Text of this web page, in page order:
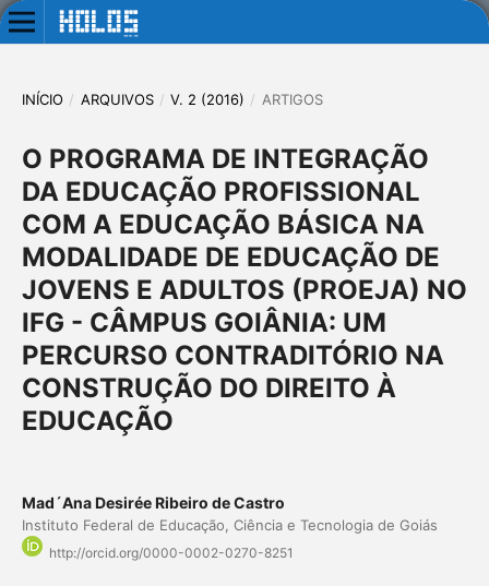
INÍCIO / ARQUIVOS / V. 2 (2016) / ARTIGOS
O PROGRAMA DE INTEGRAÇÃO
DA EDUCAÇÃO PROFISSIONAL
COM A EDUCAÇÃO BÁSICA NA
MODALIDADE DE EDUCAÇÃO DE
JOVENS E ADULTOS (PROEJA) NO
IFG - CÂMPUS GOIÂNIA: UM
PERCURSO CONTRADITÓRIO NA
CONSTRUÇÃO DO DIREITO À
EDUCAÇÃO
Mad´Ana Desirée Ribeiro de Castro
Instituto Federal de Educação, Ciência e Tecnologia de Goiás
http://orcid.org/0000-0002-0270-8251